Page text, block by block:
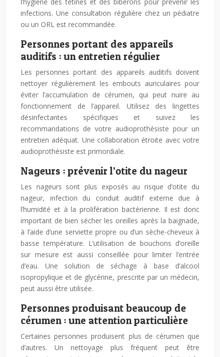
infections. Une consultation régulière chez un pédiatre
ou un ORL est recommandée.
Personnes portant des appareils
auditifs : un entretien régulier
Les personnes portant des appareils auditifs doivent
nettoyer régulièrement les embouts auriculaires pour
éviter l’accumulation de cérumen, qui peut nuire au
fonctionnement de l’appareil. Utilisez des lingettes
désinfectantes spécifiques et suivez les
recommandations de votre audioprothésiste pour un
entretien adéquat. Une collaboration étroite avec votre
audioprothésiste est primordiale.
Nageurs : prévenir l’otite du nageur
Les nageurs sont plus exposés au risque d’otite du
nageur, infection du conduit auditif externe due à
l’humidité et à la prolifération bactérienne. Il est donc
important de bien sécher les oreilles après la baignade,
à l’aide d’une serviette propre ou d’un sèche-cheveux à
basse température. L’utilisation de bouchons d’oreille
sur mesure est aussi conseillée pour limiter l’entrée
d’eau. Une solution de séchage à base d’alcool
isopropylique et de glycérine, prescrite par un médecin,
peut aussi être utilisée.
Personnes produisant beaucoup de
cérumen : une attention particulière
Certaines personnes produisent plus de cérumen que
d’autres. Un nettoyage plus fréquent peut être